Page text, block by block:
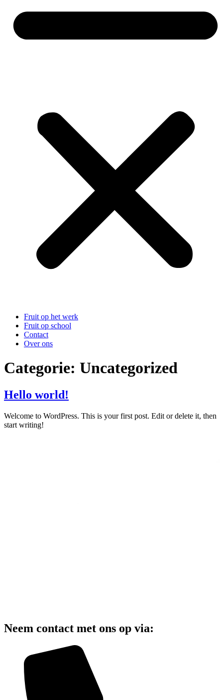
Fruit op het werk
Fruit op school
Contact
Over ons
Categorie: Uncategorized
Hello world!
Welcome to WordPress. This is your first post. Edit or delete it, then
start writing!
Neem contact met ons op via: